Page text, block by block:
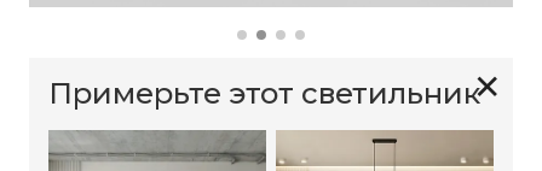
✕
Примерьте этот светильник